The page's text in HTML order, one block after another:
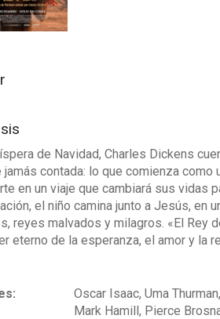
de Navidad, Charles Dickens
jamás contada: lo que comienza como
en un viaje que cambiará sus vidas
el niño camina junto a Jesús, en
reyes malvados y milagros. «El Rey
eterno de la esperanza, el amor y la
Oscar Isaac, Uma
Mark Hamill, Pierce